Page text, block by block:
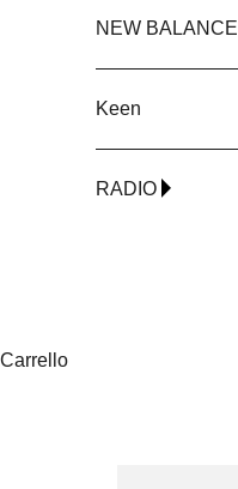
NEW BALANCE
Keen
RADIO
Carrello